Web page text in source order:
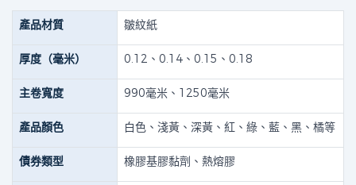
產品材質 皺紋紙
厚度（毫米） 0.12、0.14、0.15、0.18
主卷寬度 990毫米、1250毫米
產品顏色 白色、淺黃、深黃、紅、綠、藍、黑、橘等
債券類型 橡膠基膠黏劑、熱熔膠